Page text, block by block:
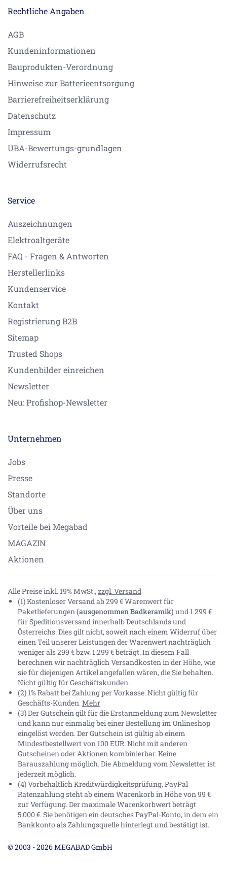
Rechtliche Angaben
AGB
Kundeninformationen
Bauprodukten-Verordnung
Hinweise zur Batterieentsorgung
Barrierefreiheitserklärung
Datenschutz
Impressum
UBA-Bewertungs-grundlagen
Widerrufsrecht
Service
Auszeichnungen
Elektroaltgeräte
FAQ - Fragen & Antworten
Herstellerlinks
Kundenservice
Kontakt
Registrierung B2B
Sitemap
Trusted Shops
Kundenbilder einreichen
Newsletter
Neu: Profishop-Newsletter
Unternehmen
Jobs
Presse
Standorte
Über uns
Vorteile bei Megabad
MAGAZIN
Aktionen
Alle Preise inkl. 19% MwSt., zzgl. Versand
(1) Kostenloser Versand ab 299 € Warenwert für
Paketlieferungen(ausgenommen Badkeramik) und 1.299 €
für Speditionsversand innerhalb Deutschlands und
Österreichs. Dies gilt nicht, soweit nach einem Widerruf über
einen Teil unserer Leistungen der Warenwert nachträglich
weniger als 299 € bzw. 1.299 € beträgt. In diesem Fall
berechnen wir nachträglich Versandkosten in der Höhe, wie
sie für diejenigen Artikel angefallen wären, die Sie behalten.
Nicht gültig für Geschäftskunden.
(2) 1% Rabatt bei Zahlung per Vorkasse. Nicht gültig für
Geschäfts-Kunden.Mehr
(3) Der Gutschein gilt für die Erstanmeldung zum Newsletter
und kann nur einmalig bei einer Bestellung im Onlineshop
eingelöst werden. Der Gutschein ist gültig ab einem
Mindestbestellwert von 100 EUR. Nicht mit anderen
Gutscheinen oder Aktionen kombinierbar. Keine
Barauszahlung möglich. Die Abmeldung vom Newsletter ist
jederzeit möglich.
(4) Vorbehaltlich Kreditwürdigkeitsprüfung. PayPal
Ratenzahlung steht ab einem Warenkorb in Höhe von99 €
zur Verfügung. Der maximale Warenkorbwert beträgt
5.000 €. Sie benötigen ein deutsches PayPal-Konto, in dem ein
Bankkonto als Zahlungsquelle hinterlegt und bestätigt ist.
© 2003 - 2026 MEGABAD GmbH